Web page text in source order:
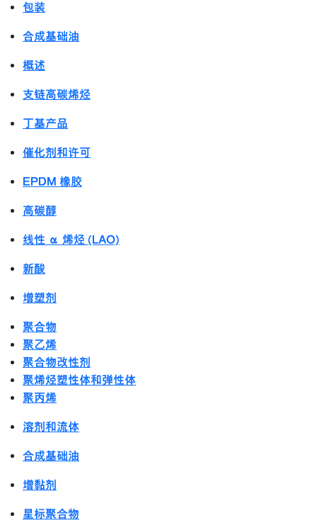
包装
合成基础油
概述
支链高碳烯烃
丁基产品
催化剂和许可
EPDM 橡胶
高碳醇
线性 α 烯烃 (LAO)
新酸
增塑剂
聚合物
聚乙烯
聚合物改性剂
聚烯烃塑性体和弹性体
聚丙烯
溶剂和流体
合成基础油
增黏剂
星标聚合物